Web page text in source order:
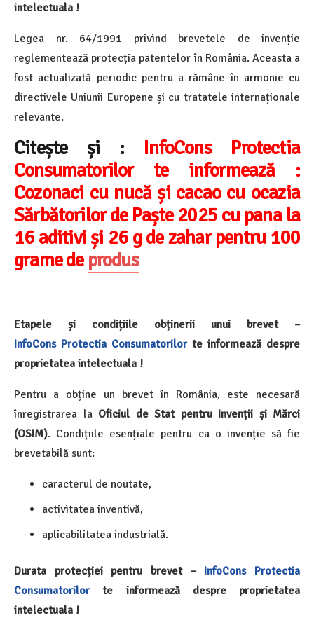
intelectuala !
Legea nr. 64/1991 privind brevetele de invenție
reglementează protecția patentelor în România. Aceasta a
fost actualizată periodic pentru a rămâne în armonie cu
directivele Uniunii Europene și cu tratatele internaționale
relevante.
Citește și : InfoCons Protectia
Consumatorilor te informează :
Cozonaci cu nucă și cacao cu ocazia
Sărbătorilor de Paște 2025 cu pana la
16 aditivi și 26 g de zahar pentru 100
grame deprodus
Etapele și condițiile obținerii unui brevet –
InfoCons Protectia Consumatorilor te informează despre
proprietatea intelectuala !
Pentru a obține un brevet în România, este necesară
înregistrarea la Oficiul de Stat pentru Invenții și Mărci
(OSIM). Condițiile esențiale pentru ca o invenție să fie
brevetabilă sunt:
caracterul de noutate,
activitatea inventivă,
aplicabilitatea industrială.
Durata protecției pentru brevet – InfoCons
Protectia
Consumatorilor te informează despre proprietatea
intelectuala !